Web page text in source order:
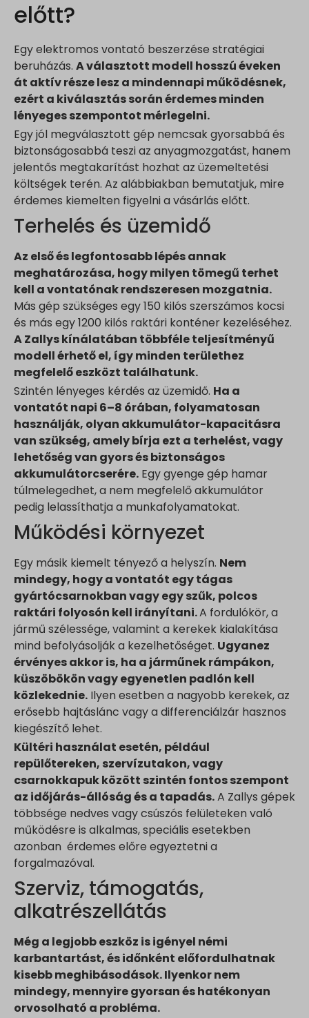
előtt?
Egy elektromos vontató beszerzése stratégiai
beruházás. A választott modell hosszú éveken
át aktív része lesz a mindennapi működésnek,
ezért a kiválasztás során érdemes minden
lényeges szempontot mérlegelni.
Egy jól megválasztott gép nemcsak gyorsabbá és
biztonságosabbá teszi az anyagmozgatást, hanem
jelentős megtakarítást hozhat az üzemeltetési
költségek terén. Az alábbiakban bemutatjuk, mire
érdemes kiemelten figyelni a vásárlás előtt.
Terhelés és üzemidő
Az első és legfontosabb lépés annak
meghatározása, hogy milyen tömegű terhet
kell a vontatónak rendszeresen mozgatnia.
Más gép szükséges egy 150 kilós szerszámos kocsi
és más egy 1200 kilós raktári konténer kezeléséhez.
A Zallys kínálatában többféle teljesítményű
modell érhető el, így minden területhez
megfelelő eszközt találhatunk.
Szintén lényeges kérdés az üzemidő. Ha a
vontatót napi 6–8 órában, folyamatosan
használják, olyan akkumulátor-kapacitásra
van szükség, amely bírja ezt a terhelést, vagy
lehetőség van gyors és biztonságos
akkumulátorcserére. Egy gyenge gép hamar
túlmelegedhet, a nem megfelelő akkumulátor
pedig lelassíthatja a munkafolyamatokat.
Működési környezet
Egy másik kiemelt tényező a helyszín. Nem
mindegy, hogy a vontatót egy tágas
gyártócsarnokban vagy egy szűk, polcos
raktári folyosón kell irányítani.A fordulókör, a
jármű szélessége, valamint a kerekek kialakítása
mind befolyásolják a kezelhetőséget. Ugyanez
érvényes akkor is, ha a járműnek rámpákon,
küszöbökön vagy egyenetlen padlón kell
közlekednie. Ilyen esetben a nagyobb kerekek, az
erősebb hajtáslánc vagy a differenciálzár hasznos
kiegészítő lehet.
Kültéri használat esetén, például
repülőtereken, szervízutakon, vagy
csarnokkapuk között szintén fontos szempont
az időjárás-állóság és a tapadás.A Zallys gépek
többsége nedves vagy csúszós felületeken való
működésre is alkalmas, speciális esetekben
azonban érdemes előre egyeztetni a
forgalmazóval.
Szerviz, támogatás,
alkatrészellátás
Még a legjobb eszköz is igényel némi
karbantartást, és időnként előfordulhatnak
kisebb meghibásodások. Ilyenkor nem
mindegy, mennyire gyorsan és hatékonyan
orvosolható a probléma.
www.googletagmanager.com
yith_ywraq_hash
yith_ywraq_session_*
eu2-browse.startpage.com
hm.baidu.com
marketinga21.sg-host.com
www.embedista.com
www.google.ae
www.google.at
www.google.be
www.google.bj
www.google.ch
www.google.co.id
www.google.co.il
www.google.co.in
www.google.co.jp
www.google.co.uk
www.google.com.au
www.google.com.hk
www.google.com.tr
www.google.cz
www.google.de
www.google.fr
www.google.hr
www.google.it
www.google.mk
www.google.nl
www.google.pl
www.google.ro
www.google.rs
www.google.ru
www.google.si
www.google.sk
www.gstatic.com